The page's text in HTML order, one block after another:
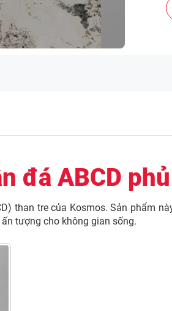
đá ABCD
than tre của Kosmos. Sản phẩm
tượng cho không gian sống.